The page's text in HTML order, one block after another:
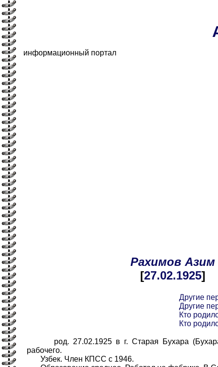
информационный портал
Рахимов Азим
[27.02.1925]
Другие
Другие
Кто
Кто
род. 27.02.1925 в г. Старая Бухара
рабочего.
Узбек. Член КПСС с 1946.